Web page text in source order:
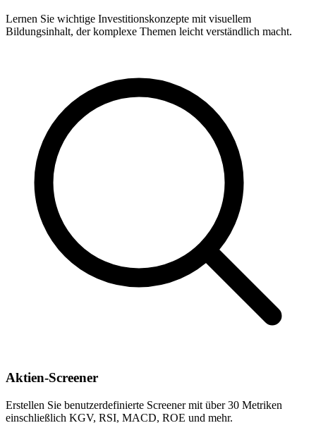
Lernen Sie wichtige Investitionskonzepte mit visuellem
Bildungsinhalt, der komplexe Themen leicht verständlich macht.
Aktien-Screener
Erstellen Sie benutzerdefinierte Screener mit über 30 Metriken
einschließlich KGV, RSI, MACD, ROE und mehr.